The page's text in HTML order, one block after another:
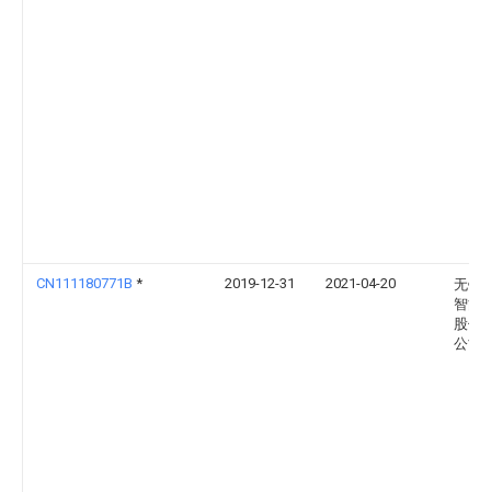
CN111180771B * 2019-12-31 2021-04-20
无锡
智能
股份
公司